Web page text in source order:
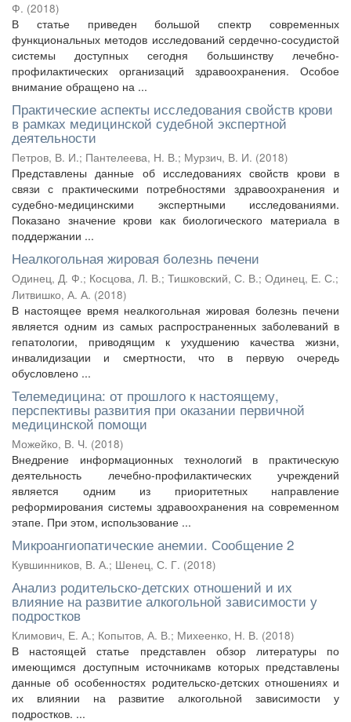
Ф. (2018)
В статье приведен большой спектр современных
функциональных методов исследований сердечно-сосудистой
системы доступных сегодня большинству лечебно-
профилактических организаций здравоохранения. Особое
внимание обращено на ...
Практические аспекты исследования свойств крови
в рамках медицинской судебной экспертной
деятельности
Петров, В. И.; Пантелеева, Н. В.; Мурзич, В. И. (2018)
Представлены данные об исследованиях свойств крови в
связи с практическими потребностями здравоохранения и
судебно-медицинскими экспертными исследованиями.
Показано значение крови как биологического материала в
поддержании ...
Неалкогольная жировая болезнь печени
Одинец, Д. Ф.; Косцова, Л. В.; Тишковский, С. В.; Одинец, Е. С.;
Литвишко, А. А. (2018)
В настоящее время неалкогольная жировая болезнь печени
является одним из самых распространенных заболеваний в
гепатологии, приводящим к ухудшению качества жизни,
инвалидизации и смертности, что в первую очередь
обусловлено ...
Телемедицина: от прошлого к настоящему,
перспективы развития при оказании первичной
медицинской помощи
Можейко, В. Ч. (2018)
Внедрение информационных технологий в практическую
деятельность лечебно-профилактических учреждений
является одним из приоритетных направление
реформирования системы здравоохранения на современном
этапе. При этом, использование ...
Микроангиопатические анемии. Сообщение 2
Кувшинников, В. А.; Шенец, С. Г. (2018)
Анализ родительско-детских отношений и их
влияние на развитие алкогольной зависимости у
подростков
Климович, Е. А.; Копытов, А. В.; Михеенко, Н. В. (2018)
В настоящей статье представлен обзор литературы по
имеющимся доступным источникамв которых представлены
данные об особенностях родительско-детских отношениях и
их влиянии на развитие алкогольной зависимости у
подростков. ...